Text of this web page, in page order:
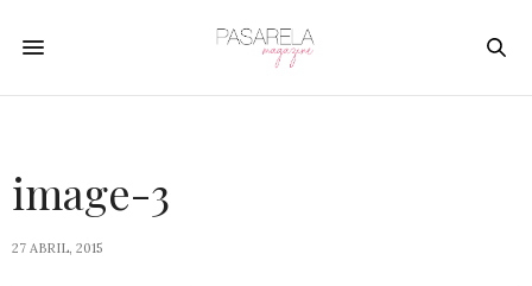
image-3
27 ABRIL, 2015